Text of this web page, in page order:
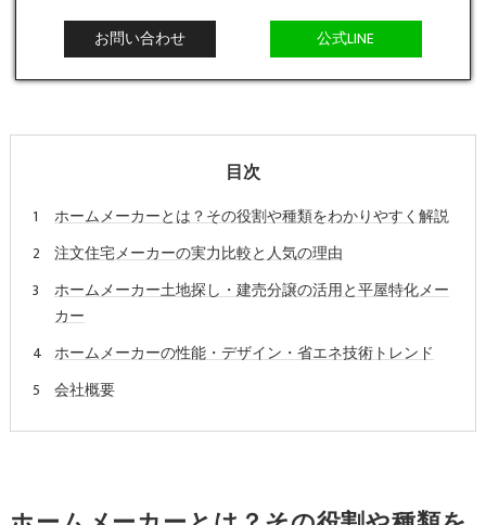
お問い合わせ 公式LINE
目次
ホームメーカーとは？その役割や種類をわかりやすく解説
注文住宅メーカーの実力比較と人気の理由
ホームメーカー土地探し・建売分譲の活用と平屋特化メー
カー
ホームメーカーの性能・デザイン・省エネ技術トレンド
会社概要